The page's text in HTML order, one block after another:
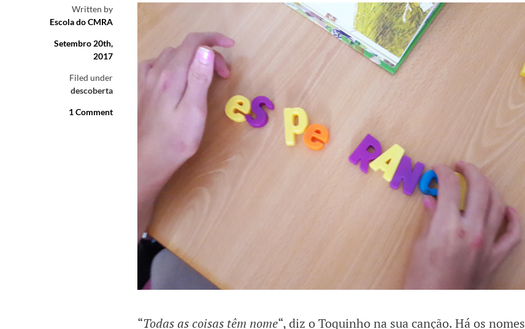
Written by
Escola do CMRA
Setembro 20th,
2017
Filed under
descoberta
1 Comment
“Todas as coisas têm nome“, diz o Toquinho na sua canção. Há os nomes